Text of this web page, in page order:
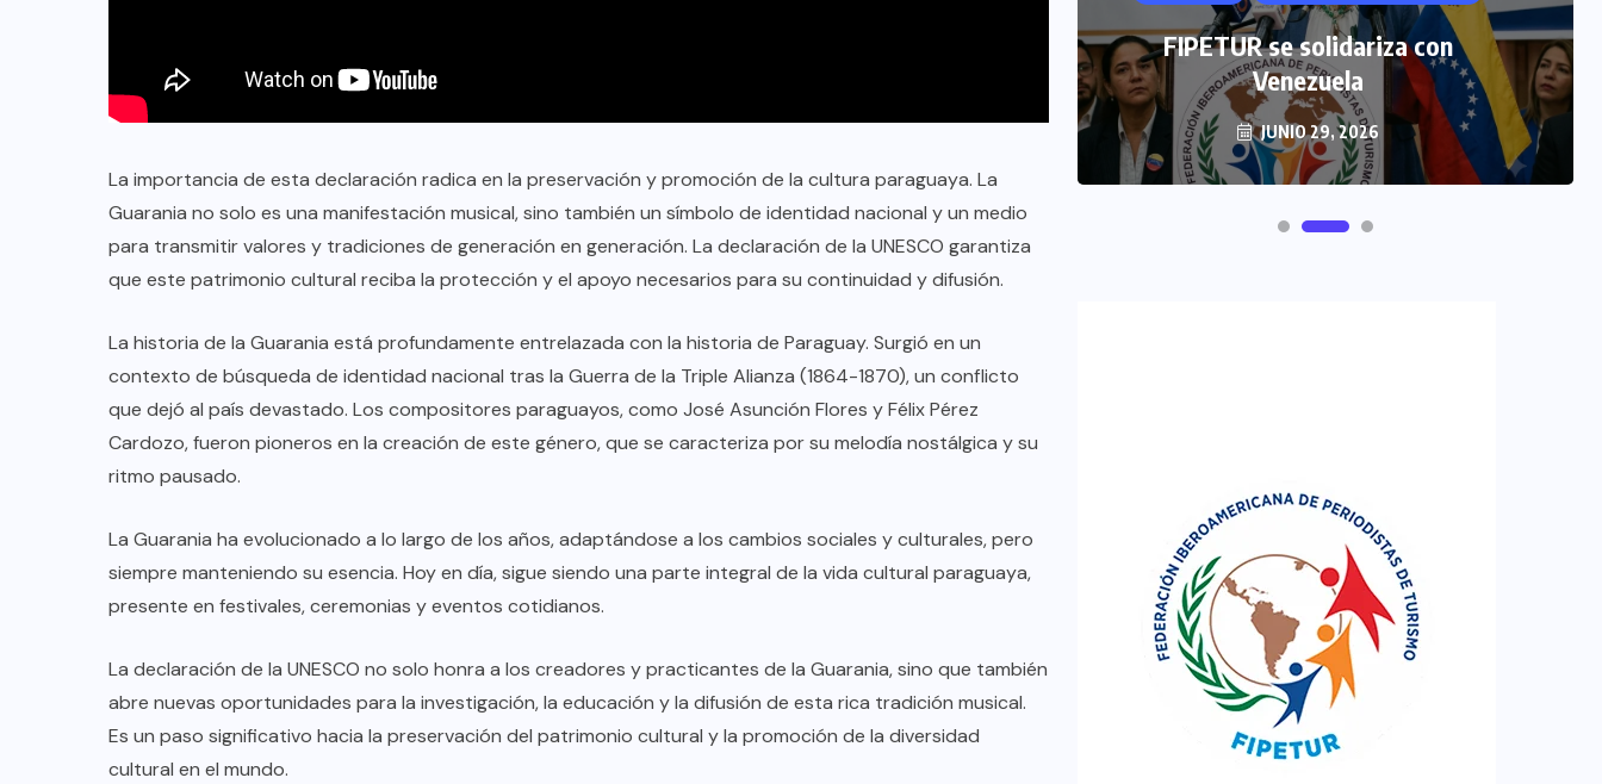
La importancia de esta declaración radica en la preservación y promoción de la cultura paraguaya. La
Guarania no solo es una manifestación musical, sino también un símbolo de identidad nacional y un medio
para transmitir valores y tradiciones de generación en generación. La declaración de la UNESCO garantiza
que este patrimonio cultural reciba la protección y el apoyo necesarios para su continuidad y difusión.
La historia de la Guarania está profundamente entrelazada con la historia de Paraguay. Surgió en un
contexto de búsqueda de identidad nacional tras la Guerra de la Triple Alianza (1864-1870), un conflicto
que dejó al país devastado. Los compositores paraguayos, como José Asunción Flores y Félix Pérez
Cardozo, fueron pioneros en la creación de este género, que se caracteriza por su melodía nostálgica y su
ritmo pausado.
La Guarania ha evolucionado a lo largo de los años, adaptándose a los cambios sociales y culturales, pero
siempre manteniendo su esencia. Hoy en día, sigue siendo una parte integral de la vida cultural paraguaya,
presente en festivales, ceremonias y eventos cotidianos.
La declaración de la UNESCO no solo honra a los creadores y practicantes de la Guarania, sino que también
abre nuevas oportunidades para la investigación, la educación y la difusión de esta rica tradición musical.
Es un paso significativo hacia la preservación del patrimonio cultural y la promoción de la diversidad
cultural en el mundo.
DE PLANEACIÓN
FIPETUR se solidariza con
Venezuela
JUNIO 29, 2026